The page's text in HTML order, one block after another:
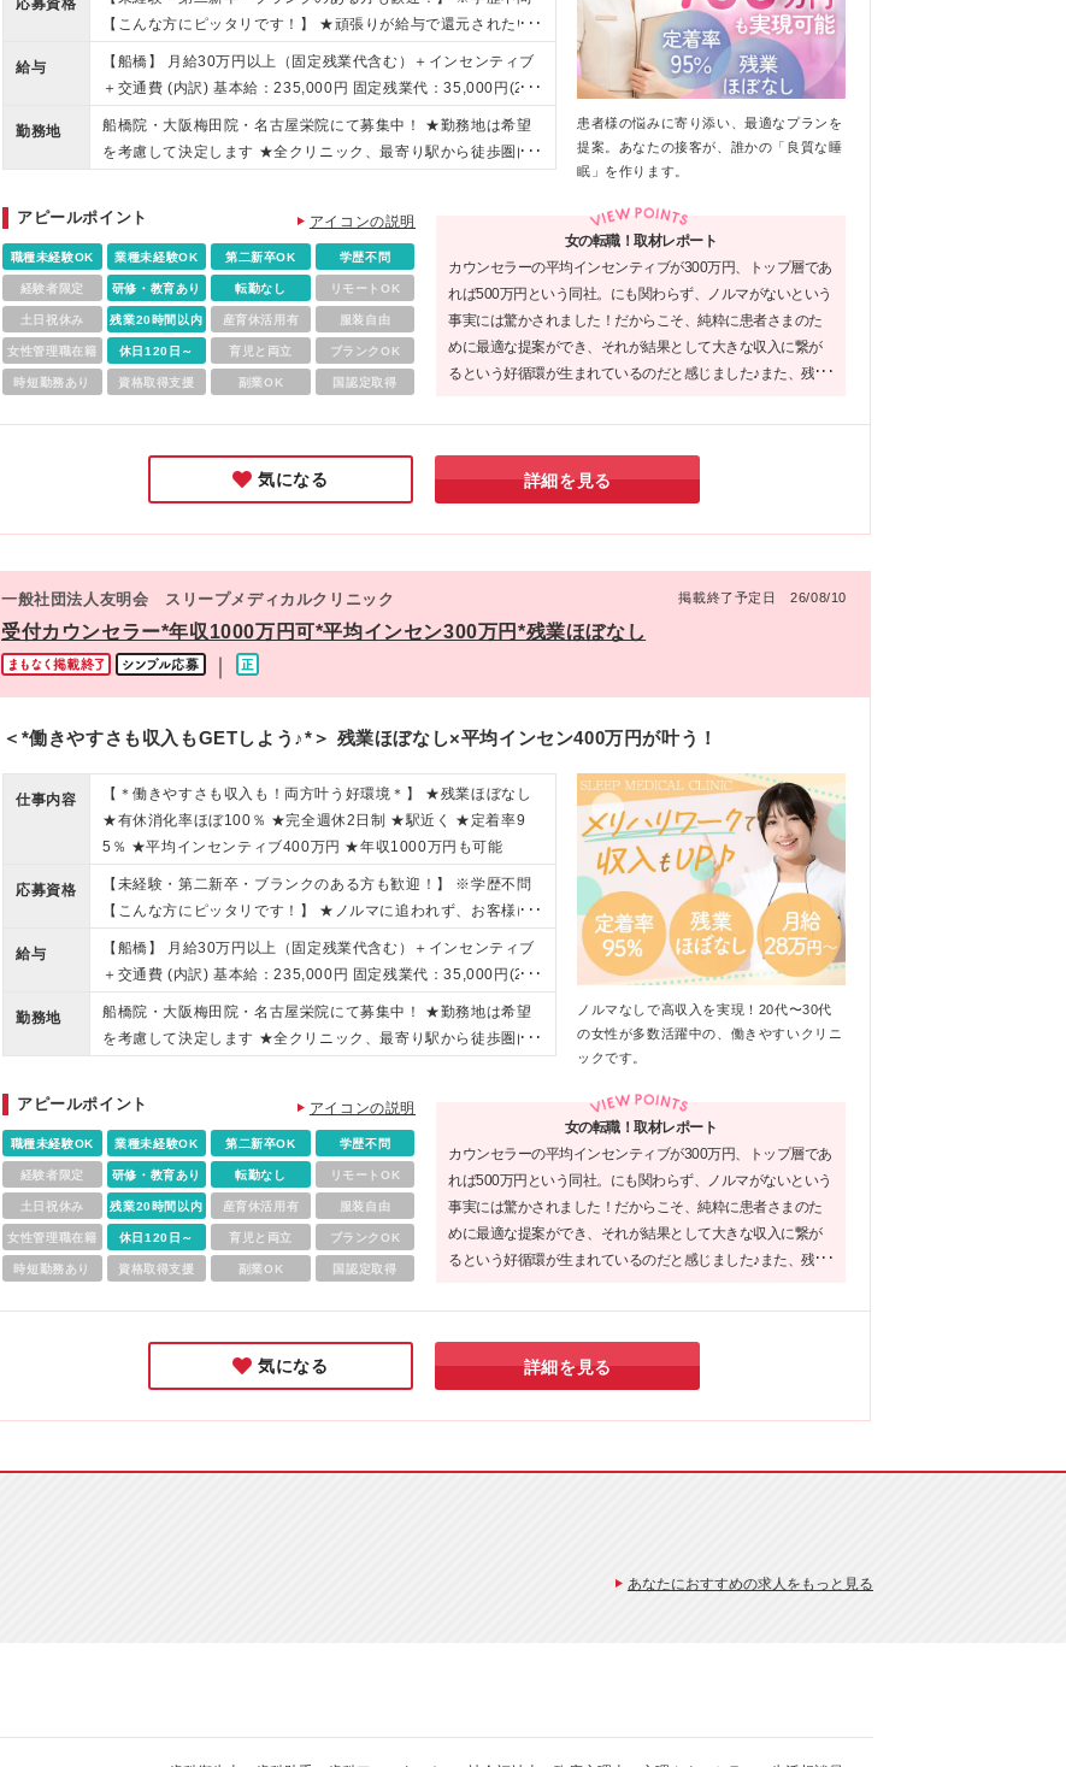
応募資格
【こんな方にピッタリです！】 ★頑張りが給与で還元されたい
方 ★ニーズの高いクリニックで働きたい方 ★カウンセリング力
など、スキルを磨きたい方
給与
【船橋】 月給30万円以上（固定残業代含む）＋インセンティブ
＋交通費 (内訳) 基本給：235,000円 固定残業代：35,000円(20
時間分/月3万5000円)を含みます ※上記を超える時間外労働分は
追加で支給します 地域手当：30,000円 ※試用期間は1ヶ月。期
間中の給与は月給28万円（固定残業代含む）です その他待遇に
代（20時間分/月3万1500円）を含みます ※上記を超える時間外
労働分は追加で支給します 【大阪梅田・名古屋栄】 月給28万円
以上（固定残業代含む）＋インセンティブ＋交通費 (内訳) 基本
給：235,000円 固定残業代：35,000円(20時間分/月3万5000円)
を含みます ※上記を超える時間外労働分は追加で支給します 地
域手当：10,000円 ※試用期間は1ヶ月。期間中の給与は月給26
万円（固定残業代含む）です その他待遇に際はありません
勤務地
船橋院・大阪梅田院・名古屋栄院にて募集中！ ★勤務地は希望
を考慮して決定します ★全クリニック、最寄り駅から徒歩圏内
阪府大阪市北区太融寺6-8 阪急産業梅田ビル9階 ◎名古屋栄院
名古屋市中区錦三丁目5-14 パークウエストビル5階 ※(変更の範
囲)上記を除く当社関連勤務地
患者様の悩みに寄り添い、最適なプランを
提案。あなたの接客が、誰かの「良質な睡
眠」を作ります。
アピールポイント アイコンの説明
職種未経験OK 業種未経験OK 第二新卒OK 学歴不問
経験者限定 研修・教育あり 転勤なし リモートOK
土日祝休み 残業20時間以内 産育休活用有 服装自由
女性管理職在籍 休日120日～ 育児と両立 ブランクOK
時短勤務あり 資格取得支援 副業OK 国認定取得
女の転職！取材レポート
カウンセラーの平均インセンティブが300万円、トップ層であ
れば500万円という同社。にも関わらず、ノルマがないという
事実には驚かされました！だからこそ、純粋に患者さまのた
めに最適な提案ができ、それが結果として大きな収入に繋が
るという好循環が生まれているのだと感じました♪また、残業
すさも大事にしつつ、収入アップを目指す方にピッタリの企
業様です!
気になる 詳細を見る
一般社団法人友明会 スリープメディカルクリニック 掲載終了予定日 26/08/10
受付カウンセラー*年収1000万円可*平均インセン300万円*残業ほぼなし
＜*働きやすさも収入もGETしよう♪*＞ 残業ほぼなし×平均インセン400万円が叶う！
仕事内容
【＊働きやすさも収入も！両方叶う好環境＊】 ★残業ほぼなし
★有休消化率ほぼ100％ ★完全週休2日制 ★駅近く ★定着率9
5％ ★平均インセンティブ400万円 ★年収1000万円も可能
応募資格
【未経験・第二新卒・ブランクのある方も歓迎！】 ※学歴不問
【こんな方にピッタリです！】 ★ノルマに追われず、お客様に
寄り添った提案がしたい方 ★頑張りが収入に直結する環境で働
きたい方 ★プライベートの時間を大切にしながらキャリアを築
きたい方
給与
【船橋】 月給30万円以上（固定残業代含む）＋インセンティブ
＋交通費 (内訳) 基本給：235,000円 固定残業代：35,000円(20
時間分/月3万5000円)を含みます ※上記を超える時間外労働分は
追加で支給します 地域手当：30,000円 ※試用期間は1ヶ月。期
間中の給与は月給28万円（固定残業代含む）です その他待遇に
代（20時間分/月3万1500円）を含みます ※上記を超える時間外
労働分は追加で支給します 【大阪梅田・名古屋栄】 月給28万円
以上（固定残業代含む）＋インセンティブ＋交通費 (内訳) 基本
給：235,000円 固定残業代：35,000円(20時間分/月3万5000円)
を含みます ※上記を超える時間外労働分は追加で支給します 地
域手当：10,000円 ※試用期間は1ヶ月。期間中の給与は月給26
万円（固定残業代含む）です その他待遇に際はありません
勤務地
船橋院・大阪梅田院・名古屋栄院にて募集中！ ★勤務地は希望
を考慮して決定します ★全クリニック、最寄り駅から徒歩圏内
阪府大阪市北区太融寺6-8 阪急産業梅田ビル9階 ◎名古屋栄院
名古屋市中区錦三丁目5-14 パークウエストビル5階 ※(変更の範
囲)上記を除く当社関連勤務地
ノルマなしで高収入を実現！20代〜30代
の女性が多数活躍中の、働きやすいクリニ
ックです。
アピールポイント アイコンの説明
職種未経験OK 業種未経験OK 第二新卒OK 学歴不問
経験者限定 研修・教育あり 転勤なし リモートOK
土日祝休み 残業20時間以内 産育休活用有 服装自由
女性管理職在籍 休日120日～ 育児と両立 ブランクOK
時短勤務あり 資格取得支援 副業OK 国認定取得
女の転職！取材レポート
カウンセラーの平均インセンティブが300万円、トップ層であ
れば500万円という同社。にも関わらず、ノルマがないという
事実には驚かされました！だからこそ、純粋に患者さまのた
めに最適な提案ができ、それが結果として大きな収入に繋が
るという好循環が生まれているのだと感じました♪また、残業
すさも大事にしつつ、収入アップを目指す方にピッタリの企
業様です!
気になる 詳細を見る
あなたにおすすめの求人をもっと見る